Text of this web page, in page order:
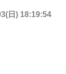
日) 18:19:54